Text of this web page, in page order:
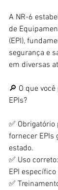
A NR-6
de
(EPI),
segurança e
em diversas
🔎 O que
EPIs?
✅
fornecer EPIs
estado.
✅ Uso
EPI
✅